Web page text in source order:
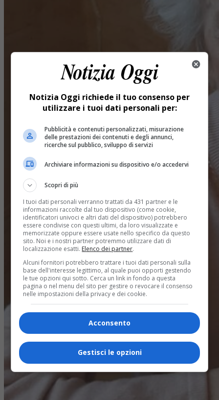
Notizia Oggi richiede il tuo consenso per
utilizzare i tuoi dati personali per:
Pubblicità e contenuti personalizzati, misurazione
delle prestazioni dei contenuti e degli annunci,
ricerche sul pubblico, sviluppo di servizi
Archiviare informazioni su dispositivo e/o accedervi
Scopri di più
I tuoi dati personali verranno trattati da 431 partner e le
informazioni raccolte dal tuo dispositivo (come cookie,
identificatori univoci e altri dati del dispositivo) potrebbero
essere condivise con questi ultimi, da loro visualizzate e
memorizzate oppure essere usate nello specifico da questo
sito. Noi e i nostri partner potremmo utilizzare dati di
localizzazione esatti. Elenco dei partner.
Alcuni fornitori potrebbero trattare i tuoi dati personali sulla
base dell'interesse legittimo, al quale puoi opporti gestendo
le tue opzioni qui sotto. Cerca un link in fondo a questa
pagina o nel menu del sito per gestire o revocare il consenso
nelle impostazioni della privacy e dei cookie.
Acconsento
Gestisci le opzioni